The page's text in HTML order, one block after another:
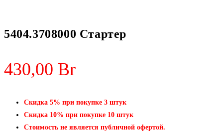
5404.3708000 Стартер
430,00 Br
Скидка 5% при покупке 3 штук
Скидка 10% при покупке 10 штук
Стоимость не является публичной офертой.